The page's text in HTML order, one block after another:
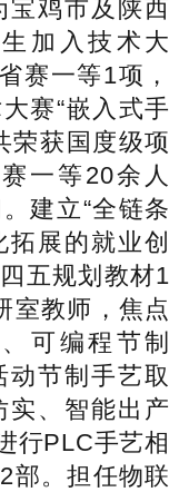
宝鸡市及陕西
加入技术大
赛一等1项，
赛“嵌入式手
荣获国度级项
一等20余人
建立“全链条
展的就业创
五规划教材1
室教师，焦点
可编程节制
节制手艺取
实、智能出产
行PLC手艺相
部。担任物联